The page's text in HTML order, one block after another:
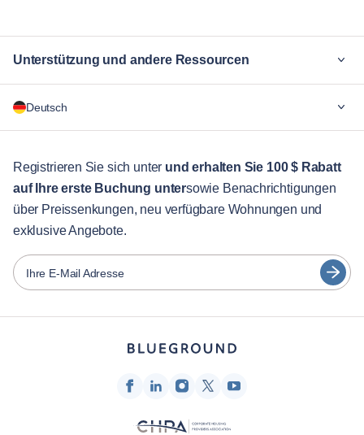
Unterstützung und andere Ressourcen
Für Unternehmen
Gästebetreuung
Stadt-Guide
Partner
Vermieter von Möbeln
Vermieter
Franchise-Partner
Deutsch
English
Português
Español
Français
Türkçe
Registrieren Sie sich unter und erhalten Sie 100 $ Rabatt
auf Ihre erste Buchung untersowie Benachrichtigungen
über Preissenkungen, neu verfügbare Wohnungen und
exklusive Angebote.
Ihre E-Mail Adresse